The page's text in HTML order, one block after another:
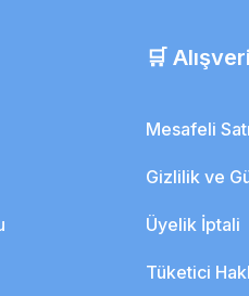
🛒
Mesafeli
Gizlilik ve
Üyelik İptali
Tüketici